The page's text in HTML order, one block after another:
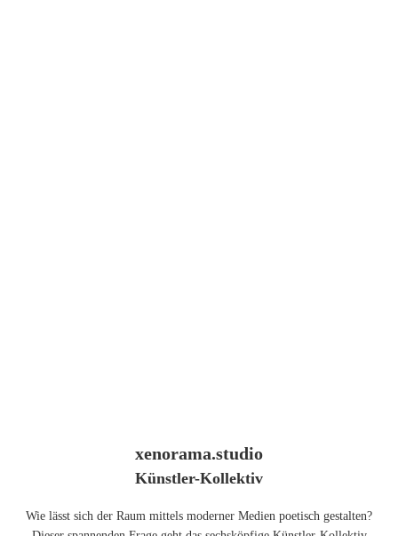
xenorama.studio
Künstler-Kollektiv
Wie lässt sich der Raum mittels moderner Medien poetisch gestalten?